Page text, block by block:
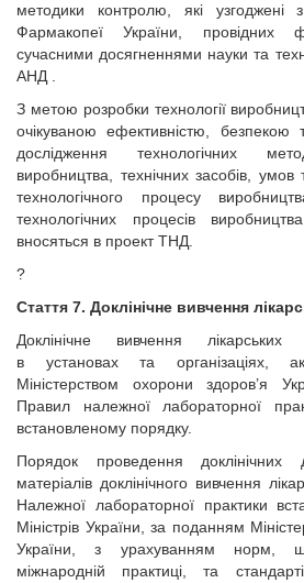
методики контролю, які узгоджені
Фармакопеї України, провідних
сучасними досягненнями науки та
АНД .
З метою розробки технології
очікуваною ефективністю, безпекою
дослідження технологічних
виробництва, технічних засобів,
технологічного процесу
технологічних процесів
вносяться в проект ТНД.
?
Стаття 7. Доклінічне вивчення
Доклінічне вивчення лікарських
в установах та організаціях,
Міністерством охорони здоров’я
Правил належної лабораторної
встановленому порядку.
Порядок проведення доклінічних
матеріалів доклінічного вивчення
Належної лабораторної практики
Міністрів України, за поданням
України, з урахуванням норм,
міжнародній практиці, та